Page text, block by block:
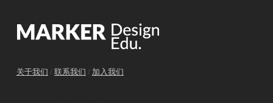
关于我们 / 联系我们 / 加入我们